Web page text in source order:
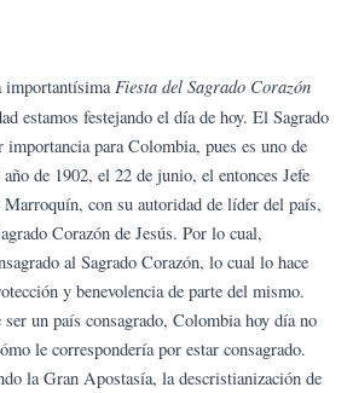
importantísima Fiesta del Sagrado Corazón
estamos festejando el día de hoy. El Sagrado
importancia para Colombia, pues es uno de
de 1902, el 22 de junio, el entonces Jefe
con su autoridad de líder del país,
Corazón de Jesús. Por lo cual,
al Sagrado Corazón, lo cual lo hace
y benevolencia de parte del mismo.
ser un país consagrado, Colombia hoy día no
le correspondería por estar consagrado.
la Gran Apostasía, la descristianización de